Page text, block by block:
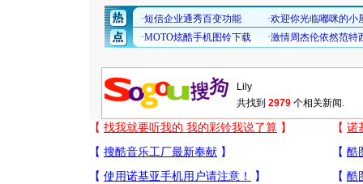
共找到 2979 个相关新闻.